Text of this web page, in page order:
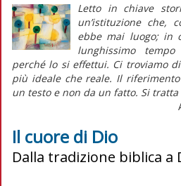
Letto in chiave
un’istituzione che,
ebbe mai luogo; in
lunghissimo
perché lo si effettui. Ci troviamo
più ideale che reale. Il
un testo e non da un fatto. Si tratta
Il cuore di Dio
Dalla tradizione biblica a